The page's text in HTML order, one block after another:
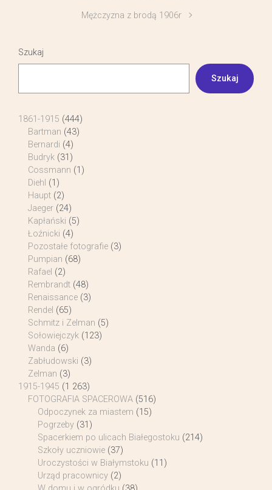
Mężczyzna z brodą 1906r
Szukaj
Szukaj
1861-1915 (444)
Bartman (43)
Bernardi (4)
Budryk (31)
Cossmann (1)
Diehl (1)
Haupt (2)
Jaeger (24)
Kapłański (5)
Łoźnicki (4)
Pozostałe fotografie (3)
Pumpian (68)
Rafael (2)
Rembrandt (48)
Renaissance (3)
Rendel (65)
Schmitz i Zelman (5)
Sołowiejczyk (123)
Wanda (6)
Zabłudowski (3)
Zelman (3)
1915-1945 (1 263)
FOTOGRAFIA SPACEROWA (516)
Odpoczynek za miastem (15)
Pogrzeby (31)
Spacerkiem po ulicach Białegostoku (214)
Szkoły uczniowie (37)
Uroczystości w Białymstoku (11)
Urząd pracownicy (2)